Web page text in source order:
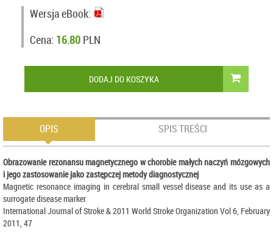
Wersja eBook:
Cena: 16.80 PLN
DODAJ DO KOSZYKA
OPIS SPIS TREŚCI
Obrazowanie rezonansu magnetycznego w chorobie małych naczyń mózgowych
i jego zastosowanie jako zastępczej metody diagnostycznej
Magnetic resonance imaging in cerebral small vessel disease and its use as a
surrogate disease marker
International Journal of Stroke & 2011 World Stroke Organization Vol 6, February
2011, 47